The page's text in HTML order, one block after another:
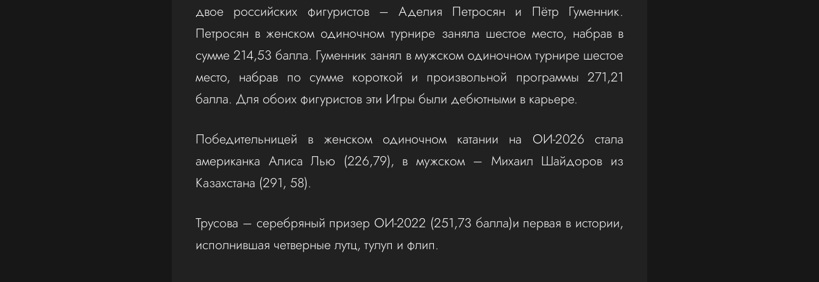
двое российских фигуристов – Аделия Петросян и Пётр Гуменник.
Петросян в женском одиночном турнире заняла шестое место, набрав в
сумме 214,53 балла. Гуменник занял в мужском одиночном турнире шестое
место, набрав по сумме короткой и произвольной программы 271,21
балла. Для обоих фигуристов эти Игры были дебютными в карьере.
Победительницей в женском одиночном катании на ОИ-2026 стала
американка Алиса Лью (226,79), в мужском – Михаил Шайдоров из
Казахстана (291, 58).
Трусова – серебряный призер ОИ-2022 (251,73 балла)и первая в истории,
исполнившая четверные лутц, тулуп и флип.